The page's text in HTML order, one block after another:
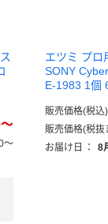
～
エツミ プロ
SONY
E-1983 1個
販売価格(税込)
販売価格(税抜
お届け日
： 8